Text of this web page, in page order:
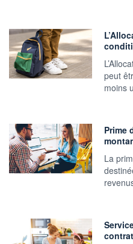
peut
moins
Prime
La